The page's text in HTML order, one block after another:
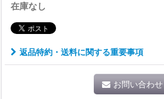
在庫なし
返品特約・送料に関する重要事項
お問い合わせ